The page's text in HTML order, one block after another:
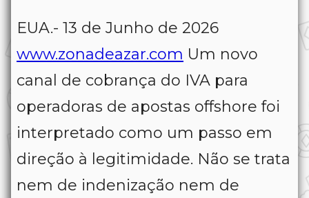
EUA.- 13 de Junho de 2026
www.zonadeazar.com Um novo
canal de cobrança do IVA para
operadoras de apostas offshore foi
interpretado como um passo em
direção à legitimidade. Não se trata
nem de indenização nem de